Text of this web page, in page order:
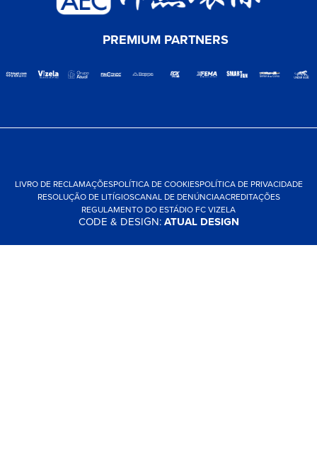
PREMIUM PARTNERS
LIVRO DE RECLAMAÇÕESPOLÍTICA DE COOKIESPOLÍTICA DE PRIVACIDADE
RESOLUÇÃO DE LITÍGIOSCANAL DE DENÚNCIAACREDITAÇÕES
REGULAMENTO DO ESTÁDIO FC VIZELA
CODE & DESIGN:ATUAL DESIGN